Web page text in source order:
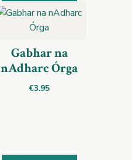
Gabhar na
nAdharc Órga
€3.95